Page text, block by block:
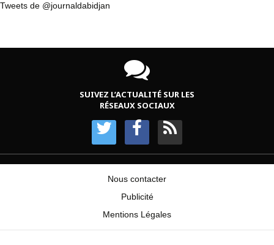
Tweets de @journaldabidjan
SUIVEZ L’ACTUALITÉ SUR LES
RÉSEAUX SOCIAUX
Nous contacter
Publicité
Mentions Légales